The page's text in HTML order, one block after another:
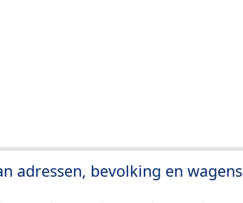
adressen, bevolking en wagens